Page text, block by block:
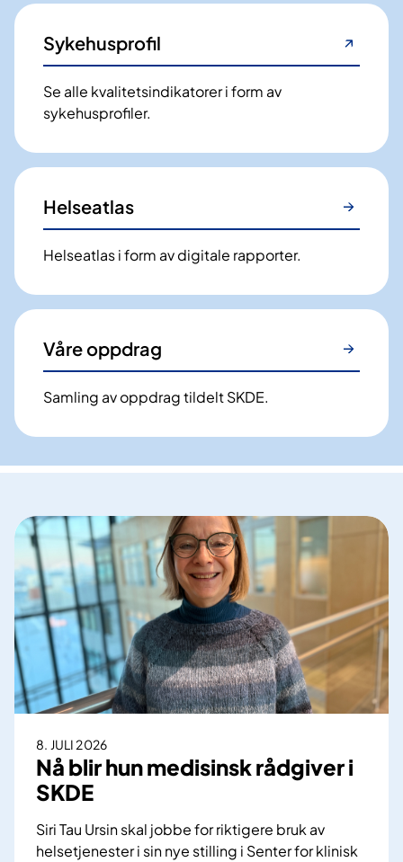
Sykehusprofil
Se alle kvalitetsindikatorer i form av
sykehusprofiler.
Helseatlas
Helseatlas i form av digitale rapporter.
Våre oppdrag
Samling av oppdrag tildelt SKDE.
8. JULI 2026
Nå blir hun medisinsk rådgiver i
SKDE
Siri Tau Ursin skal jobbe for riktigere bruk av
helsetjenester i sin nye stilling i Senter for klinisk